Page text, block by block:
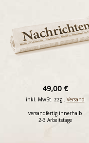
49,00 €
inkl. MwSt. zzgl. Versand
versandfertig innerhalb
2-3 Arbeitstage